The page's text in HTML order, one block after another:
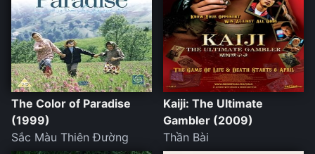
The Color of Paradise
(1999)
Sắc Màu Thiên Đường
Kaiji: The Ultimate
Gambler (2009)
Thần Bài